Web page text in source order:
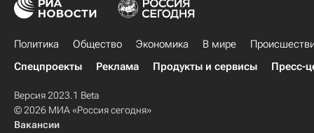
Политика Общество Экономика В мире
Спецпроекты
Реклама Продукты и сервисы Пресс-
Версия 2023.1 Beta
© 2026 МИА «Россия сегодня»
Вакансии